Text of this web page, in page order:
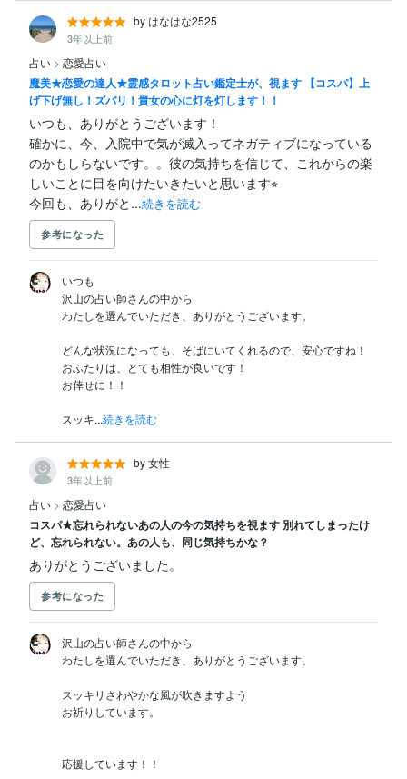
by はなはな2525
3年以上前
占い > 恋愛占い
魔美★恋愛の達人★霊感タロット占い鑑定士が、視ます 【コスパ】上
げ下げ無し！ズバリ！貴女の心に灯を灯します！！
いつも、ありがとうございます！
確かに、今、入院中で気が滅入ってネガティブになっている
のかもしらないです。。彼の気持ちを信じて、これからの楽
しいことに目を向けたいきたいと思います⭐︎
今回も、ありがと...続きを読む
参考になった
いつも
沢山の占い師さんの中から
わたしを選んでいただき、ありがとうございます。
どんな状況になっても、そばにいてくれるので、安心ですね！
おふたりは、とても相性が良いです！
お倖せに！！
スッキ...続きを読む
by 女性
3年以上前
占い > 恋愛占い
コスパ★忘れられないあの人の今の気持ちを視ます 別れてしまったけ
ど、忘れられない。あの人も、同じ気持ちかな？
ありがとうございました。
参考になった
沢山の占い師さんの中から
わたしを選んでいただき、ありがとうございます。
スッキリさわやかな風が吹きますよう
お祈りしています。
応援しています！！